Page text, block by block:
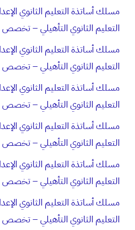
مسلك أساتذة التعليم الثانوي
التعليم الثانوي التأهيلي – تخصص
مسلك أساتذة التعليم الثانوي
التعليم الثانوي التأهيلي – تخصص
مسلك أساتذة التعليم الثانوي
التعليم الثانوي التأهيلي – تخصص
مسلك أساتذة التعليم الثانوي
التعليم الثانوي التأهيلي – تخصص
مسلك أساتذة التعليم الثانوي
التعليم الثانوي التأهيلي – تخصص
مسلك أساتذة التعليم الثانوي
التعليم الثانوي التأهيلي –